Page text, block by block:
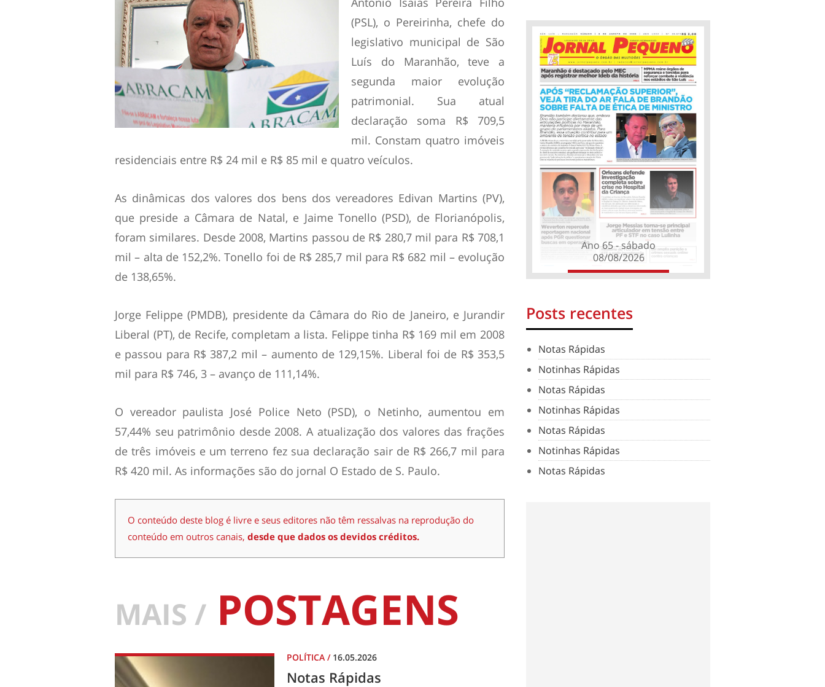
(PSL), o Pereirinha, chefe do
legislativo municipal de São
Luís do Maranhão, teve a
segunda maior evolução
patrimonial. Sua atual
declaração soma R$ 709,5
mil. Constam quatro imóveis
residenciais entre R$ 24 mil e R$ 85 mil e quatro veículos.
As dinâmicas dos valores dos bens dos vereadores Edivan Martins (PV),
que preside a Câmara de Natal, e Jaime Tonello (PSD), de Florianópolis,
foram similares. Desde 2008, Martins passou de R$ 280,7 mil para R$ 708,1
mil – alta de 152,2%. Tonello foi de R$ 285,7 mil para R$ 682 mil – evolução
de 138,65%.
Jorge Felippe (PMDB), presidente da Câmara do Rio de Janeiro, e Jurandir
Liberal (PT), de Recife, completam a lista. Felippe tinha R$ 169 mil em 2008
e passou para R$ 387,2 mil – aumento de 129,15%. Liberal foi de R$ 353,5
mil para R$ 746, 3 – avanço de 111,14%.
O vereador paulista José Police Neto (PSD), o Netinho, aumentou em
57,44% seu patrimônio desde 2008. A atualização dos valores das frações
de três imóveis e um terreno fez sua declaração sair de R$ 266,7 mil para
R$ 420 mil. As informações são do jornal O Estado de S. Paulo.
O conteúdo deste blog é livre e seus editores não têm ressalvas na reprodução do
conteúdo em outros canais, desde que dados os devidos créditos.
MAIS / POSTAGENS
POLÍTICA / 16.05.2026
Notas Rápidas
Ano 65 - sábado
08/08/2026
Posts recentes
Notas Rápidas
Notinhas Rápidas
Notas Rápidas
Notinhas Rápidas
Notas Rápidas
Notinhas Rápidas
Notas Rápidas